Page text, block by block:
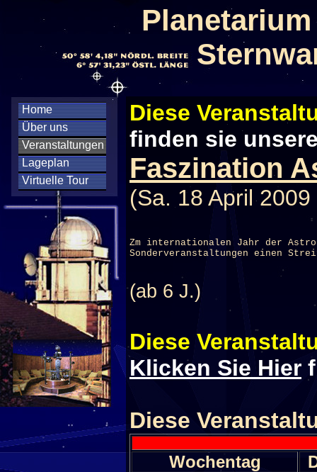
Home
Über uns
Veranstaltungen
Lageplan
Virtuelle Tour
Diese
finden sie
Faszination
(Sa. 18 April
Zm internationalen Jahr der
Sonderveranstaltungen einen
(ab 6 J.)
Diese
Klicken Sie Hier
Diese
Wochentag